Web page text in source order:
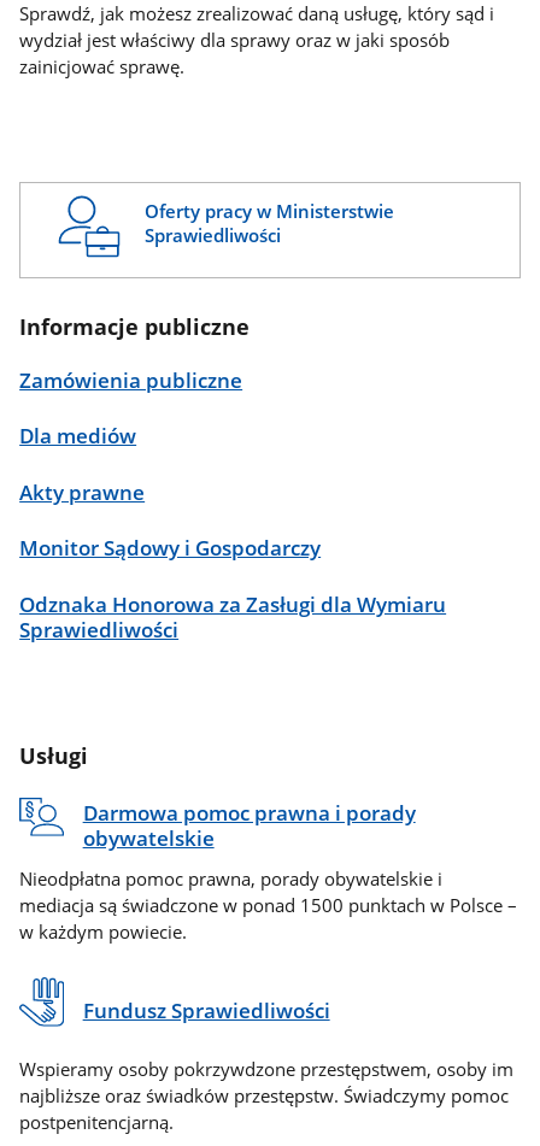
Sprawdź, jak możesz zrealizować daną usługę, który sąd i
wydział jest właściwy dla sprawy oraz w jaki sposób
zainicjować sprawę.
Oferty pracy w Ministerstwie
Sprawiedliwości
Informacje publiczne
Zamówienia publiczne
Dla mediów
Akty prawne
Monitor Sądowy i Gospodarczy
Odznaka Honorowa za Zasługi dla Wymiaru
Sprawiedliwości
Usługi
Darmowa pomoc prawna i porady
obywatelskie
Nieodpłatna pomoc prawna, porady obywatelskie i
mediacja są świadczone w ponad 1500 punktach w Polsce –
w każdym powiecie.
Fundusz Sprawiedliwości
Wspieramy osoby pokrzywdzone przestępstwem, osoby im
najbliższe oraz świadków przestępstw. Świadczymy pomoc
postpenitencjarną.